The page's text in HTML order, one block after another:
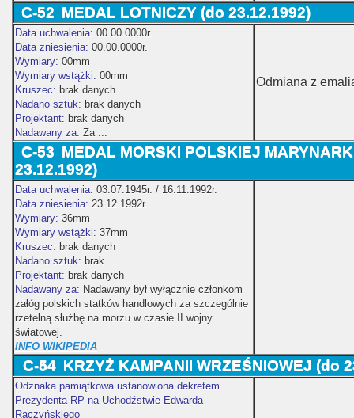
C-52 MEDAL LOTNICZY (do 23.12.1992)
Data uchwalenia: 00.00.0000r.
Data zniesienia: 00.00.0000r.
Wymiary: 00mm
Wymiary wstążki: 00mm
Kruszec: brak danych
Nadano sztuk: brak danych
Projektant: brak danych
Nadawany za: Za ...
Odmiana z
C-53 MEDAL MORSKI POLSKIEJ
23.12.1992)
Data uchwalenia: 03.07.1945r. / 16.11.1992r.
Data zniesienia: 23.12.1992r.
Wymiary: 36mm
Wymiary wstążki: 37mm
Kruszec: brak danych
Nadano sztuk: brak
Projektant: brak danych
Nadawany za: Nadawany był wyłącznie członkom
załóg polskich statków handlowych za szczególnie
rzetelną służbę na morzu w czasie II wojny
światowej.
INFO WIKIPEDIA
C-54 KRZYŻ KAMPANII WRZEŚNIOWEJ (do
Odznaka pamiątkowa ustanowiona dekretem
Prezydenta RP na Uchodźstwie Edwarda
Raczyńskiego